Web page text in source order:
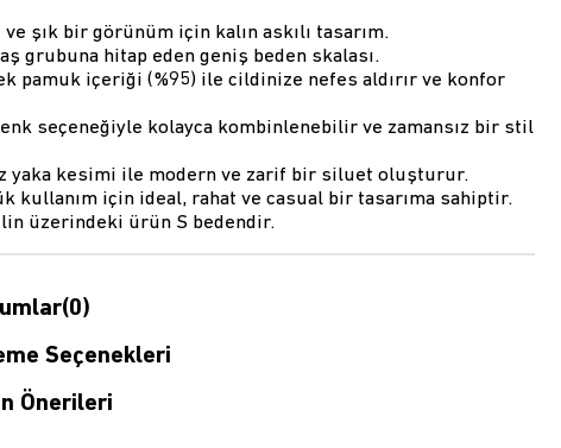
ve şık bir görünüm için kalın askılı tasarım.
grubuna hitap eden geniş beden skalası.
pamuk içeriği (%95) ile cildinize nefes aldırır ve konfor
seçeneğiyle kolayca kombinlenebilir ve zamansız bir stil
yaka kesimi ile modern ve zarif bir siluet oluşturur.
kullanım için ideal, rahat ve casual bir tasarıma sahiptir.
üzerindeki ürün S bedendir.
(0)
Seçenekleri
Önerileri